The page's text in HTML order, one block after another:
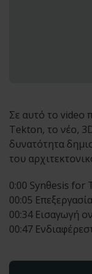
Σε αυτό το video
Tekton, το νέο,
δυνατότητα
του
0:00 Synθesis for
00:05
00:34 Εισαγωγή
00:47